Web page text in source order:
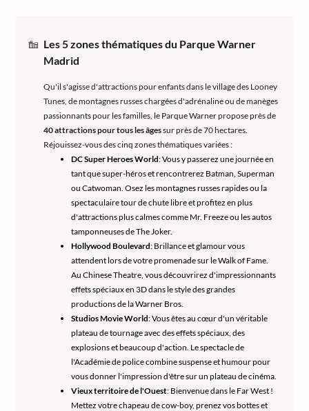
Les 5 zones thématiques du Parque Warner
Madrid
Qu'il s'agisse d'attractions pour enfants dans le village des Looney
Tunes, de montagnes russes chargées d'adrénaline ou de manèges
passionnants pour les familles, le Parque Warner propose près de
40 attractions pour tous les âgessur près de 70 hectares.
Réjouissez-vous des cinq zones thématiques variées :
DC Super Heroes World: Vous y passerez une journée en
tant que super-héros et rencontrerez Batman, Superman
ou Catwoman. Osez les montagnes russes rapides ou la
spectaculaire tour de chute libre et profitez en plus
d'attractions plus calmes comme Mr. Freeze ou les autos
tamponneuses de The Joker.
Hollywood Boulevard: Brillance et glamour vous
attendent lors de votre promenade sur le Walk of Fame.
Au Chinese Theatre, vous découvrirez d'impressionnants
effets spéciaux en 3D dans le style des grandes
productions de la Warner Bros.
Studios Movie World: Vous êtes au cœur d'un véritable
plateau de tournage avec des effets spéciaux, des
explosions et beaucoup d'action. Le spectacle de
l'Académie de police combine suspense et humour pour
vous donner l'impression d'être sur un plateau de cinéma.
Vieux territoire de l'Ouest: Bienvenue dans le Far West !
Mettez votre chapeau de cow-boy, prenez vos bottes et